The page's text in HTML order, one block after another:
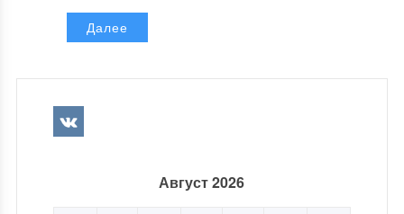
Далее
Август 2026